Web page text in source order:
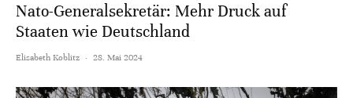
Nato-Generalsekretär: Mehr Druck auf
Staaten wie Deutschland
Elisabeth Koblitz · 28. Mai 2024